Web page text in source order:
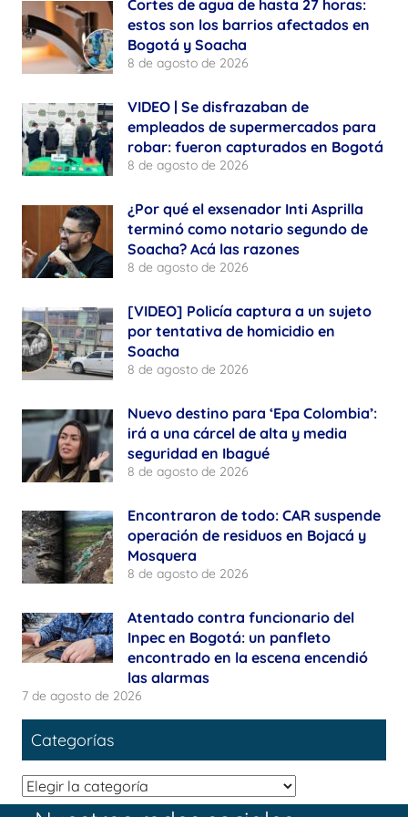
Cortes de agua de hasta 27 horas:
estos son los barrios afectados en
Bogotá y Soacha
8 de agosto de 2026
VIDEO | Se disfrazaban de
empleados de supermercados para
robar: fueron capturados en Bogotá
8 de agosto de 2026
¿Por qué el exsenador Inti Asprilla
terminó como notario segundo de
Soacha? Acá las razones
8 de agosto de 2026
[VIDEO] Policía captura a un sujeto
por tentativa de homicidio en
Soacha
8 de agosto de 2026
Nuevo destino para ‘Epa Colombia’:
irá a una cárcel de alta y media
seguridad en Ibagué
8 de agosto de 2026
Encontraron de todo: CAR suspende
operación de residuos en Bojacá y
Mosquera
8 de agosto de 2026
Atentado contra funcionario del
Inpec en Bogotá: un panfleto
encontrado en la escena encendió
las alarmas
7 de agosto de 2026
Categorías
Categorías